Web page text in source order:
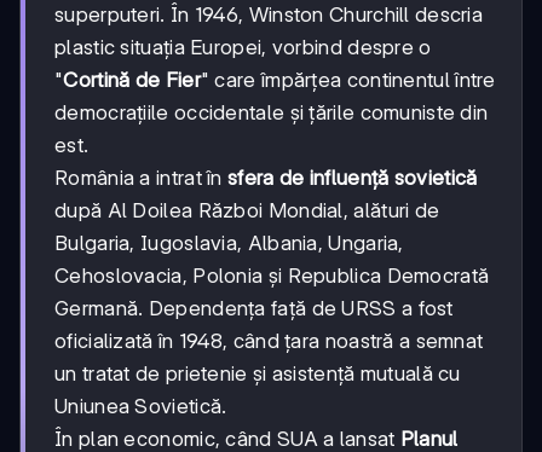
superputeri. În 1946, Winston Churchill descria
plastic situația Europei, vorbind despre o
"Cortină de Fier" care împărțea continentul între
democrațiile occidentale și țările comuniste din
est.
România a intrat în sfera de influență sovietică
după Al Doilea Război Mondial, alături de
Bulgaria, Iugoslavia, Albania, Ungaria,
Cehoslovacia, Polonia și Republica Democrată
Germană. Dependența față de URSS a fost
oficializată în 1948, când țara noastră a semnat
un tratat de prietenie și asistență mutuală cu
Uniunea Sovietică.
În plan economic, când SUA a lansat Planul